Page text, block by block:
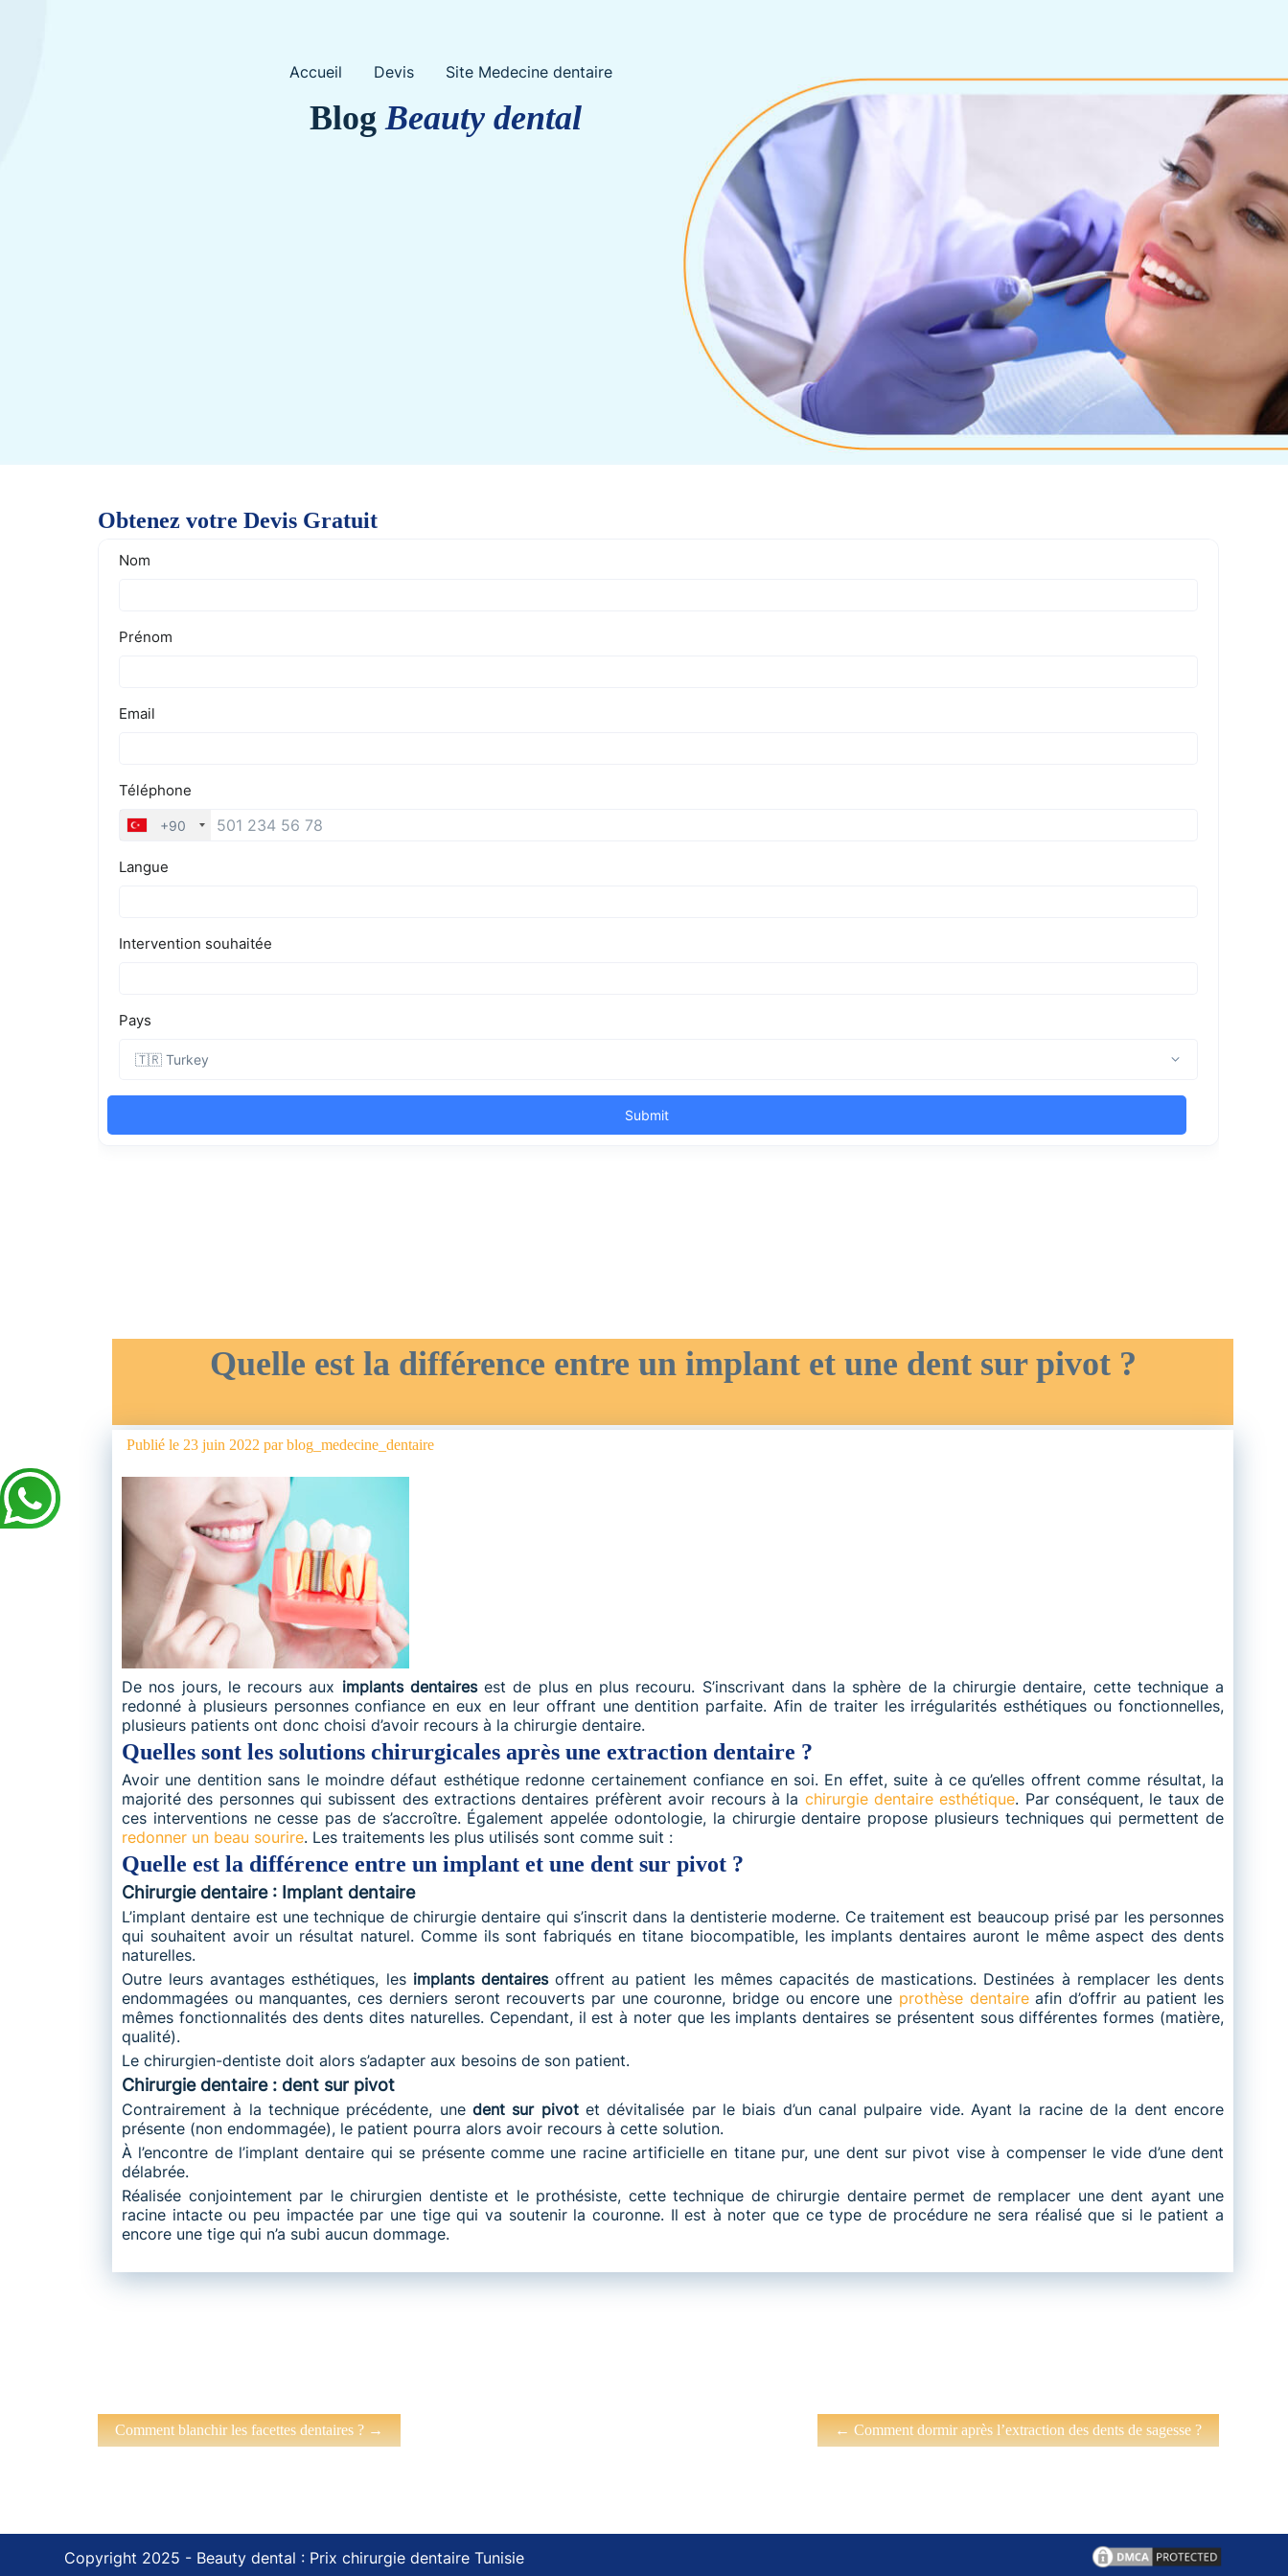
BlogBeauty dental
Accueil Devis Site Medecine dentaire
Obtenez votre Devis Gratuit
Quelle est la différence entre un implant et une dent sur pivot ?
Publié le 23 juin 2022 parblog_medecine_dentaire
De nos jours, le recours aux implants dentairesest de plus en plus recouru. S’inscrivant dans la sphère de la chirurgie dentaire, cette technique a
redonné à plusieurs personnes confiance en eux en leur offrant une dentition parfaite. Afin de traiter les irrégularités esthétiques ou fonctionnelles,
plusieurs patients ont donc choisi d’avoir recours à la chirurgie dentaire.
Quelles sont les solutions chirurgicales après une extraction dentaire ?
Avoir une dentition sans le moindre défaut esthétique redonne certainement confiance en soi. En effet, suite à ce qu’elles offrent comme résultat, la
majorité des personnes qui subissent des extractions dentaires préfèrent avoir recours à la chirurgie dentaire esthétique. Par conséquent, le taux de
ces interventions ne cesse pas de s’accroître. Également appelée odontologie, la chirurgie dentaire propose plusieurs techniques qui permettent de
redonner un beau sourire. Les traitements les plus utilisés sont comme suit :
Quelle est la différence entre un implant et une dent sur pivot ?
Chirurgie dentaire : Implant dentaire
L’implant dentaire est une technique de chirurgie dentaire qui s’inscrit dans la dentisterie moderne. Ce traitement est beaucoup prisé par les personnes
qui souhaitent avoir un résultat naturel. Comme ils sont fabriqués en titane biocompatible, les implants dentaires auront le même aspect des dents
naturelles.
Outre leurs avantages esthétiques, les implants dentairesoffrent au patient les mêmes capacités de mastications. Destinées à remplacer les dents
endommagées ou manquantes, ces derniers seront recouverts par une couronne, bridge ou encore une prothèse dentaireafin d’offrir au patient les
mêmes fonctionnalités des dents dites naturelles. Cependant, il est à noter que les implants dentaires se présentent sous différentes formes (matière,
qualité).
Le chirurgien-dentiste doit alors s’adapter aux besoins de son patient.
Chirurgie dentaire : dent sur pivot
Contrairement à la technique précédente, une dent sur pivotet dévitalisée par le biais d’un canal pulpaire vide. Ayant la racine de la dent encore
présente (non endommagée), le patient pourra alors avoir recours à cette solution.
À l’encontre de l’implant dentaire qui se présente comme une racine artificielle en titane pur, une dent sur pivot vise à compenser le vide d’une dent
délabrée.
Réalisée conjointement par le chirurgien dentiste et le prothésiste, cette technique de chirurgie dentaire permet de remplacer une dent ayant une
racine intacte ou peu impactée par une tige qui va soutenir la couronne. Il est à noter que ce type de procédure ne sera réalisé que si le patient a
encore une tige qui n’a subi aucun dommage.
← Comment dormir après l’extraction des dents de sagesse ?
Comment blanchir les facettes dentaires ? →
Copyright 2025 - Beauty dental : Prix chirurgie dentaire Tunisie